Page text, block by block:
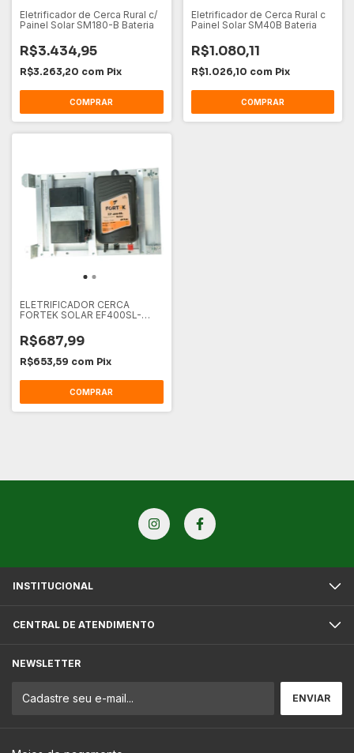
Eletrificador de Cerca Rural c/
Painel Solar SM180-B Bateria
R$3.434,95
R$3.263,20 com Pix
Eletrificador de Cerca Rural c
Painel Solar SM40B Bateria
R$1.080,11
R$1.026,10 com Pix
ELETRIFICADOR CERCA
FORTEK SOLAR EF400SL-
R$687,99
R$653,59 com Pix
INSTITUCIONAL
CENTRAL DE ATENDIMENTO
NEWSLETTER